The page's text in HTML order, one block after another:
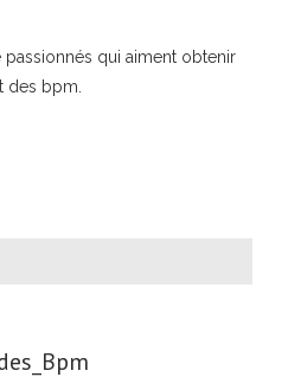
passionnés qui aiment obtenir
des bpm.